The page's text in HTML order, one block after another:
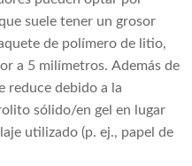
suele tener un grosor
de polímero de litio,
a 5 milímetros. Además de
reduce debido a la
sólido/en gel en lugar
utilizado (p. ej., papel de